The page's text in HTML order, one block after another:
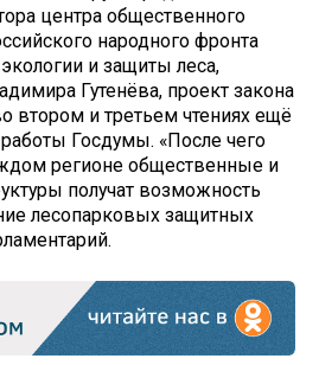
центра общественного
народного фронта
и защиты леса,
Гутенёва, проект закона
втором и третьем чтениях ещё
Госдумы. «После чего
регионе общественные и
получат возможность
лесопарковых защитных